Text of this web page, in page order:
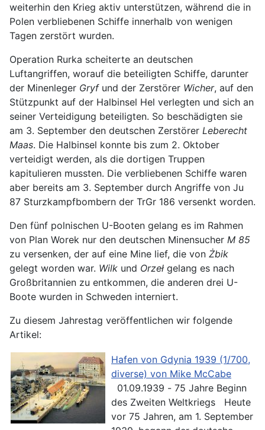
weiterhin den Krieg aktiv unterstützen, während die in
Polen verbliebenen Schiffe innerhalb von wenigen
Tagen zerstört wurden.
Operation Rurka scheiterte an deutschen
Luftangriffen, worauf die beteiligten Schiffe, darunter
der Minenleger Gryfund der Zerstörer Wicher, auf den
Stützpunkt auf der Halbinsel Hel verlegten und sich an
seiner Verteidigung beteiligten. So beschädigten sie
am 3. September den deutschen Zerstörer Leberecht
Maas. Die Halbinsel konnte bis zum 2. Oktober
verteidigt werden, als die dortigen Truppen
kapitulieren mussten. Die verbliebenen Schiffe waren
aber bereits am 3. September durch Angriffe von Ju
87 Sturzkampfbombern der TrGr 186 versenkt worden.
Den fünf polnischen U-Booten gelang es im Rahmen
von Plan Worek nur den deutschen Minensucher M 85
zu versenken, der auf eine Mine lief, die von Żbik
gelegt worden war. Wilk und Orzełgelang es nach
Großbritannien zu entkommen, die anderen drei U-
Boote wurden in Schweden interniert.
Zu diesem Jahrestag veröffentlichen wir folgende
Artikel:
Hafen von Gdynia 1939 (1/700,
diverse) von Mike McCabe
des Zweiten Weltkriegs Heute
vor 75 Jahren, am 1. September